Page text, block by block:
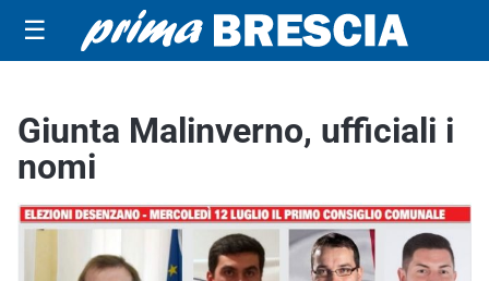
☰
Giunta Malinverno, ufficiali i
nomi